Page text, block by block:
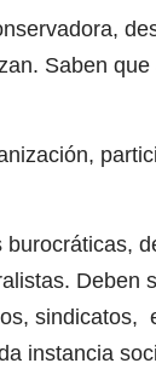
Saben
Deben
sindicatos,
instancia